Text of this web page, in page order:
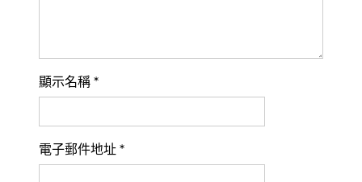
顯示名稱 *
電子郵件地址 *